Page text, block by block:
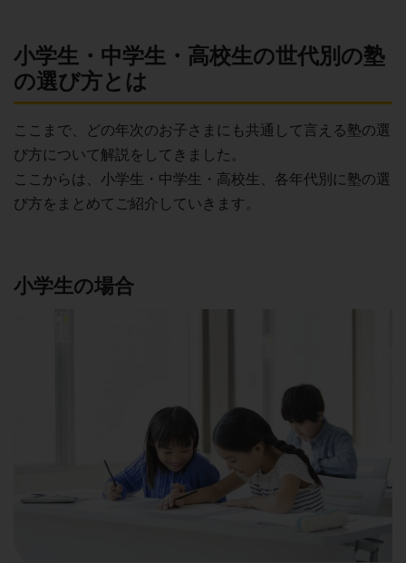
小学生・中学生・高校生の世代別の塾
の選び方とは
ここまで、どの年次のお子さまにも共通して言える塾の選
び方について解説をしてきました。
ここからは、小学生・中学生・高校生、各年代別に塾の選
び方をまとめてご紹介していきます。
小学生の場合